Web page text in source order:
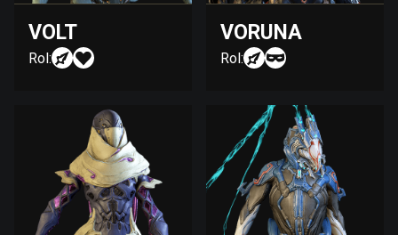
VOLT
Rol:
VORUNA
Rol: